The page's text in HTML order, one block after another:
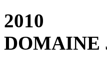
2010
DOMAINE